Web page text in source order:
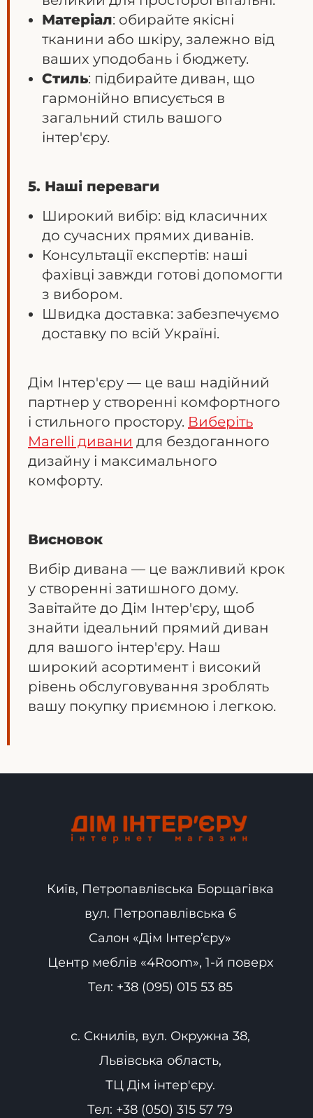
Матеріал: обирайте якісні
тканини або шкіру, залежно від
ваших уподобань і бюджету.
Стиль: підбирайте диван, що
гармонійно вписується в
загальний стиль вашого
інтер'єру.
5. Наші переваги
Широкий вибір: від класичних
до сучасних прямих диванів.
Консультації експертів: наші
фахівці завжди готові допомогти
з вибором.
Швидка доставка: забезпечуємо
доставку по всій Україні.
Дім Інтер'єру — це ваш надійний
партнер у створенні комфортного
і стильного простору. Виберіть
Marelli дивани для бездоганного
дизайну і максимального
комфорту.
Висновок
Вибір дивана — це важливий крок
у створенні затишного дому.
Завітайте до Дім Інтер'єру, щоб
знайти ідеальний прямий диван
для вашого інтер'єру. Наш
широкий асортимент і високий
рівень обслуговування зроблять
вашу покупку приємною і легкою.
Київ, Петропавлівська Борщагівка
вул. Петропавлівська 6
Салон «Дім Інтер’єру»
Центр меблів «4Room», 1-й поверх
Тел: +38 (095) 015 53 85
с. Скнилів, вул. Окружна 38,
Львівська область,
ТЦ Дім інтер'єру.
Тел: +38 (050) 315 57 79